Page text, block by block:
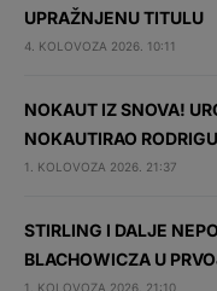
UPRAŽNJENU TITULU
4. KOLOVOZA 2026. 10:11
NOKAUT IZ SNOVA!
NOKAUTIRAO
1. KOLOVOZA 2026. 21:37
STIRLING I DALJE
BLACHOWICZA U
1. KOLOVOZA 2026. 21:10